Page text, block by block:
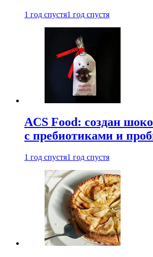
1 год спустя1 год спустя
ACS Food: создан
с пребиотиками и
1 год спустя1 год спустя